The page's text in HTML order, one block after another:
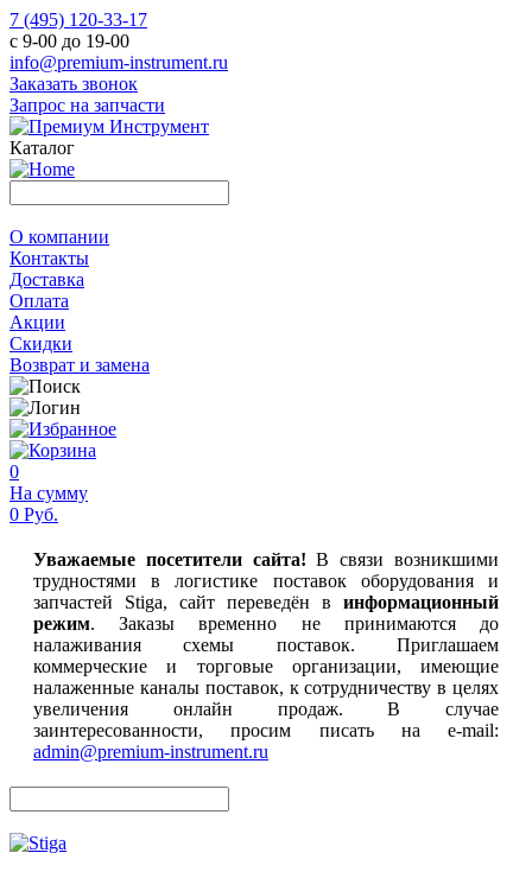
7 (495) 120-33-17
с 9-00 до 19-00
info@premium-instrument.ru
Заказать звонок
Запрос на запчасти
Каталог
О компании
Контакты
Доставка
Оплата
Акции
Скидки
Возврат и замена
0
На сумму
0 Руб.
Уважаемые посетители сайта! В связи возникшими
трудностями в логистике поставок оборудования и
запчастей Stiga, сайт переведён в информационный
режим. Заказы временно не принимаются до
налаживания схемы поставок. Приглашаем
коммерческие и торговые организации, имеющие
налаженные каналы поставок, к сотрудничеству в целях
увеличения онлайн продаж. В случае
заинтересованности, просим писать на e-mail:
admin@premium-instrument.ru